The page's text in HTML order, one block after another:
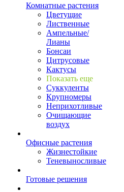
Комнатные растения
Цветущие
Лиственные
Ампельные/
Лианы
Бонсаи
Цитрусовые
Кактусы
Показать еще
Суккуленты
Крупномеры
Неприхотливые
Очищающие
воздух
Офисные растения
Жизнестойкие
Теневыносливые
Готовые решения